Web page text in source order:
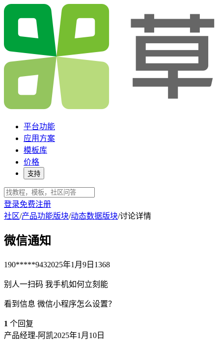
平台功能
应用方案
模板库
价格
支持
登录免费注册
社区/产品功能版块/动态数据版块/讨论详情
微信通知
190*****9432025年1月9日 1368
别人一扫码 我手机如何立刻能
看到信息 微信小程序怎么设置？
1 个回复
产品经理-阿凯2025年1月10日